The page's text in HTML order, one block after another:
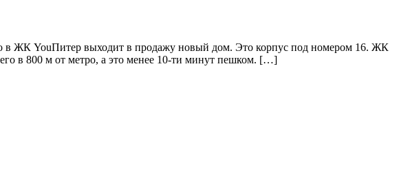
ЖК YouПитер выходит в продажу новый дом. Это корпус под номером 16. ЖК
в 800 м от метро, а это менее 10-ти минут пешком. […]